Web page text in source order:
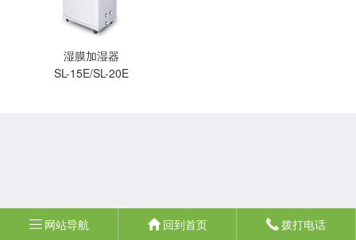
网站导航 回到首页 拨打电话
湿膜加湿器
SL-15E/SL-20E